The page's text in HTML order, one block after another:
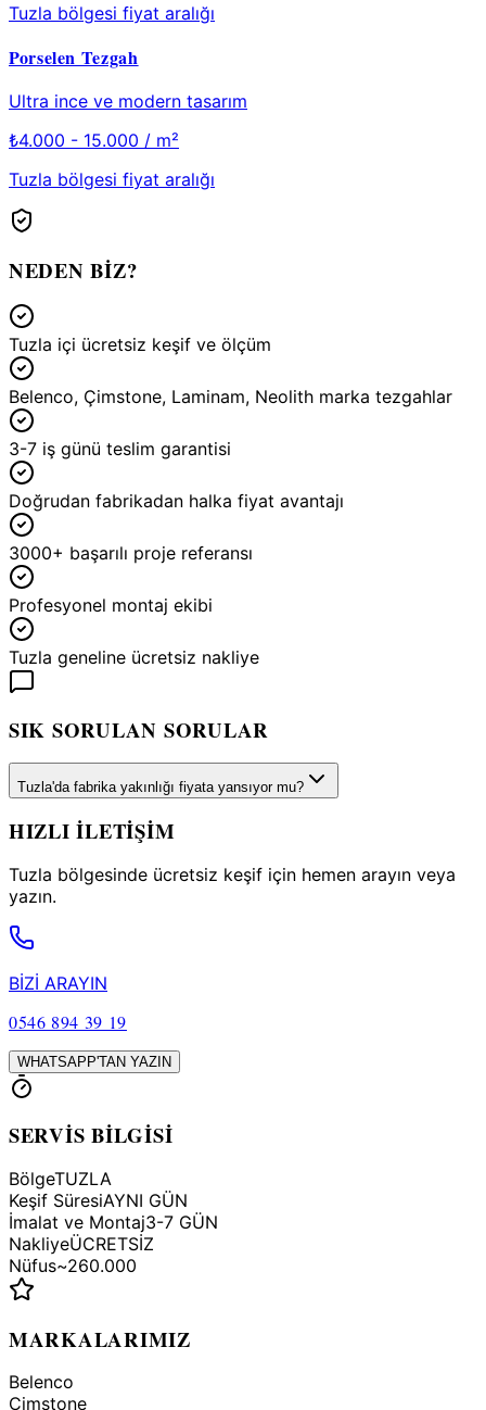
Tuzla bölgesi fiyat aralığı
Porselen Tezgah
Ultra ince ve modern tasarım
₺4.000 - 15.000 / m²
Tuzla bölgesi fiyat aralığı
NEDEN BİZ?
Tuzla içi ücretsiz keşif ve ölçüm
Belenco, Çimstone, Laminam, Neolith marka tezgahlar
3-7 iş günü teslim garantisi
Doğrudan fabrikadan halka fiyat avantajı
3000+ başarılı proje referansı
Profesyonel montaj ekibi
Tuzla geneline ücretsiz nakliye
SIK SORULAN SORULAR
Tuzla'da fabrika yakınlığı fiyata yansıyor mu?
HIZLI İLETİŞİM
Tuzla bölgesinde ücretsiz keşif için hemen arayın veya
yazın.
BİZİ ARAYIN
0546 894 39 19
WHATSAPP'TAN YAZIN
SERVİS BİLGİSİ
BölgeTUZLA
Keşif SüresiAYNI GÜN
İmalat ve Montaj3-7 GÜN
NakliyeÜCRETSİZ
Nüfus~260.000
MARKALARIMIZ
Belenco
Çimstone